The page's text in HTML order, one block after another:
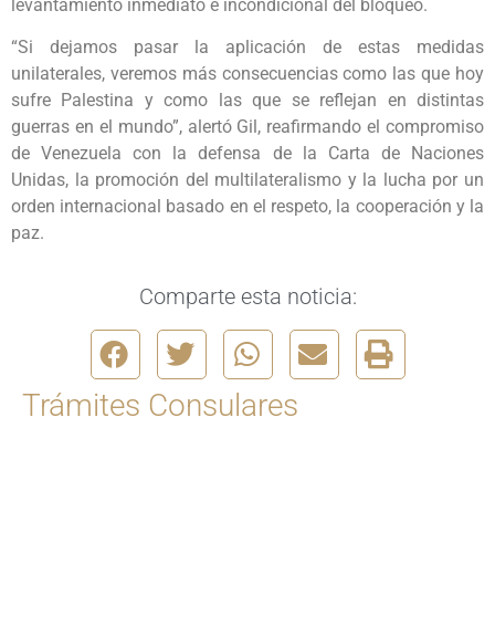
levantamiento inmediato e incondicional del bloqueo.
“Si dejamos pasar la aplicación de estas medidas
unilaterales, veremos más consecuencias como las que hoy
sufre Palestina y como las que se reflejan en distintas
guerras en el mundo”, alertó Gil, reafirmando el compromiso
de Venezuela con la defensa de la Carta de Naciones
Unidas, la promoción del multilateralismo y la lucha por un
orden internacional basado en el respeto, la cooperación y la
paz.
Comparte esta noticia:
Trámites Consulares